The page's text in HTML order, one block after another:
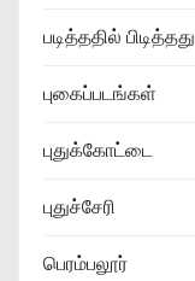
படித்ததில் பிடித்தது
புகைப்படங்கள்
புதுக்கோட்டை
புதுச்சேரி
பெரம்பலூர்